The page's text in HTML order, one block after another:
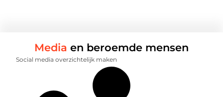
Media en beroemde mensen
Social media overzichtelijk maken